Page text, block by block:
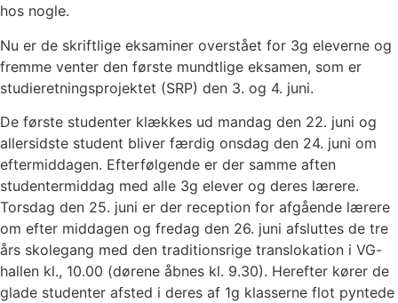
hos nogle.
Nu er de skriftlige eksaminer overstået for 3g eleverne og
fremme venter den første mundtlige eksamen, som er
studieretningsprojektet (SRP) den 3. og 4. juni.
De første studenter klækkes ud mandag den 22. juni og
allersidste student bliver færdig onsdag den 24. juni om
eftermiddagen. Efterfølgende er der samme aften
studentermiddag med alle 3g elever og deres lærere.
Torsdag den 25. juni er der reception for afgående lærere
om efter middagen og fredag den 26. juni afsluttes de tre
års skolegang med den traditionsrige translokation i VG-
hallen kl., 10.00 (dørene åbnes kl. 9.30). Herefter kører de
glade studenter afsted i deres af 1g klasserne flot pyntede